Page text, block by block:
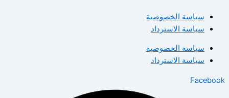
سياسة الخصوصية
سياسة الاسترداد
سياسة الخصوصية
سياسة الاسترداد